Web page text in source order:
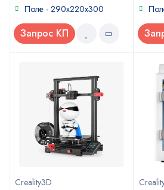
Поле - 290х220х300
Запрос КП
Creality3D